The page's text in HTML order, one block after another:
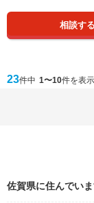
相談する
23件中 1〜10件を表示
佐賀県に住んでい